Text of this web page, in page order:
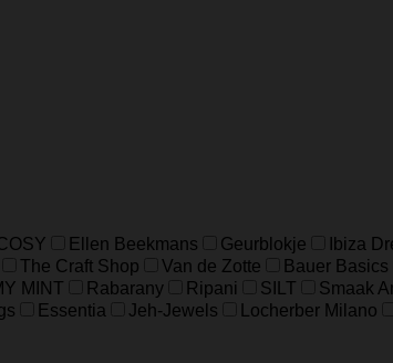
Ellen Beekmans Geurblokje Ibiza
The Craft Shop Van de Zotte Bauer Basics
MINT Rabarany Ripani SILT Smaak
Essentia Jeh-Jewels Locherber Milano